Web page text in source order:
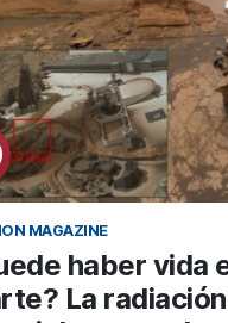
MAGAZINE
haber vida
La radiación